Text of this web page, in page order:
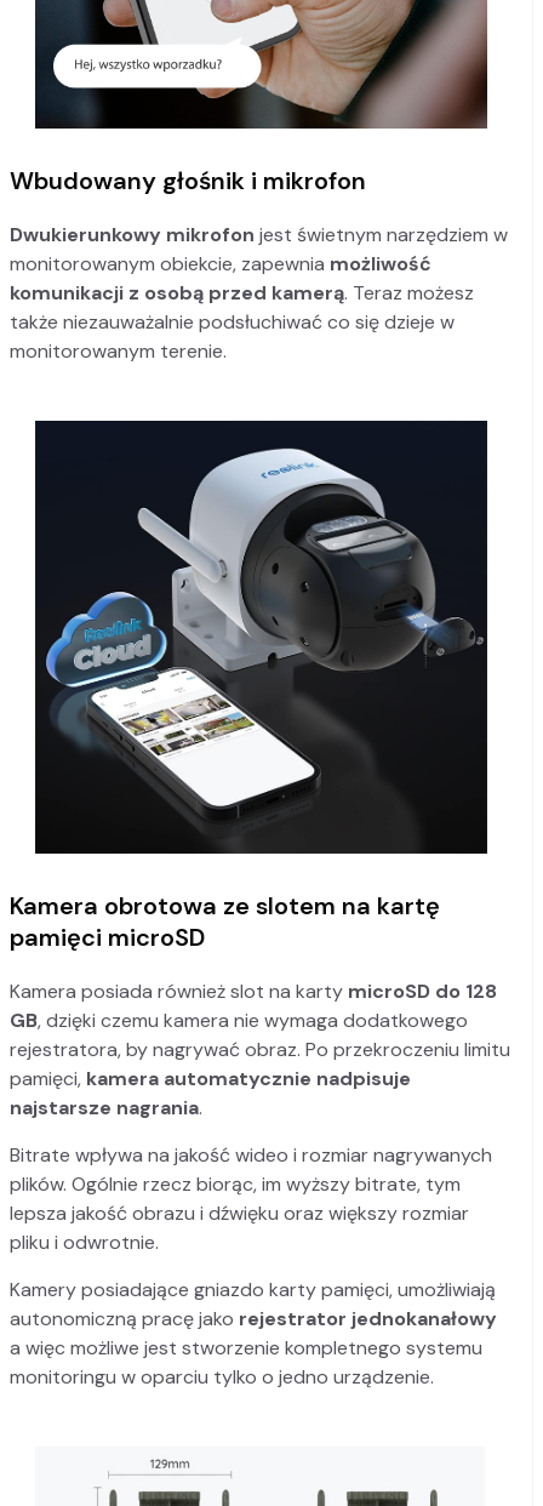
Wbudowany głośnik i mikrofon
Dwukierunkowy mikrofon jest świetnym narzędziem w
monitorowanym obiekcie, zapewnia możliwość
komunikacji z osobą przed kamerą. Teraz możesz
także niezauważalnie podsłuchiwać co się dzieje w
monitorowanym terenie.
Kamera obrotowa ze slotem na kartę
pamięci microSD
Kamera posiada również slot na karty microSD do 128
GB, dzięki czemu kamera nie wymaga dodatkowego
rejestratora, by nagrywać obraz. Po przekroczeniu limitu
pamięci, kamera automatycznie nadpisuje
najstarsze nagrania.
Bitrate wpływa na jakość wideo i rozmiar nagrywanych
plików. Ogólnie rzecz biorąc, im wyższy bitrate, tym
lepsza jakość obrazu i dźwięku oraz większy rozmiar
pliku i odwrotnie.
Kamery posiadające gniazdo karty pamięci, umożliwiają
autonomiczną pracę jako rejestrator jednokanałowy
a więc możliwe jest stworzenie kompletnego systemu
monitoringu w oparciu tylko o jedno urządzenie.